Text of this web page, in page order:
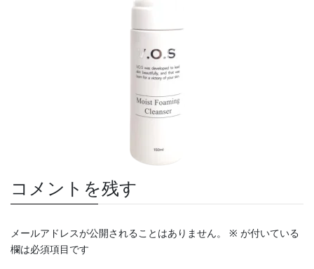
コメントを残す
メールアドレスが公開されることはありません。 ※ が付いている
欄は必須項目です